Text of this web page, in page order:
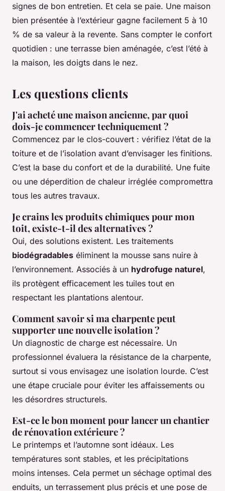
signes de bon entretien. Et cela se paie. Une maison
bien présentée à l’extérieur gagne facilement 5 à 10
% de sa valeur à la revente. Sans compter le confort
quotidien : une terrasse bien aménagée, c’est l’été à
la maison, les doigts dans le nez.
Les questions clients
J'ai acheté une maison ancienne, par quoi
dois-je commencer techniquement ?
Commencez par le clos-couvert : vérifiez l’état de la
toiture et de l’isolation avant d’envisager les finitions.
C’est la base du confort et de la durabilité. Une fuite
ou une déperdition de chaleur irréglée compromettra
tous les autres travaux.
Je crains les produits chimiques pour mon
toit, existe-t-il des alternatives ?
Oui, des solutions existent. Les traitements
biodégradables éliminent la mousse sans nuire à
l’environnement. Associés à un hydrofuge naturel,
ils protègent efficacement les tuiles tout en
respectant les plantations alentour.
Comment savoir si ma charpente peut
supporter une nouvelle isolation ?
Un diagnostic de charge est nécessaire. Un
professionnel évaluera la résistance de la charpente,
surtout si vous envisagez une isolation lourde. C’est
une étape cruciale pour éviter les affaissements ou
les désordres structurels.
Est-ce le bon moment pour lancer un chantier
de rénovation extérieure ?
Le printemps et l’automne sont idéaux. Les
températures sont stables, et les précipitations
moins intenses. Cela permet un séchage optimal des
enduits, un terrassement plus précis et une pose de